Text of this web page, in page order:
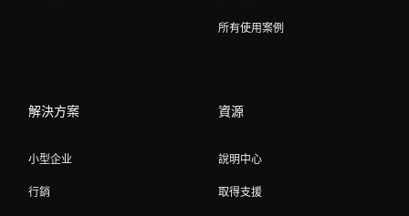
所有使用案例
解決方案
小型企业
行銷
資源
說明中心
取得支援